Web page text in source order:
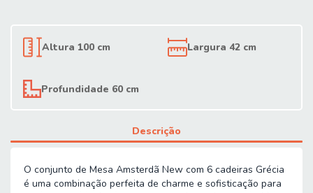
Altura 100 cm Largura 42 cm
Profundidade 60 cm
Descrição
O conjunto de Mesa Amsterdã New com 6 cadeiras Grécia
é uma combinação perfeita de charme e sofisticação para